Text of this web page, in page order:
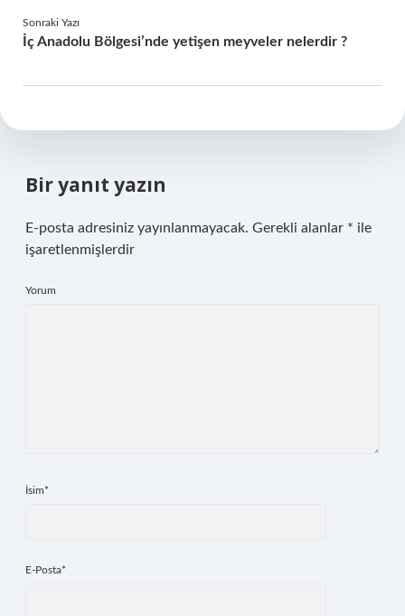
Sonraki Yazı
İç Anadolu Bölgesi’nde yetişen meyveler nelerdir ?
Bir yanıt yazın
E-posta adresiniz yayınlanmayacak. Gerekli alanlar * ile
işaretlenmişlerdir
Yorum
İsim*
E-Posta*